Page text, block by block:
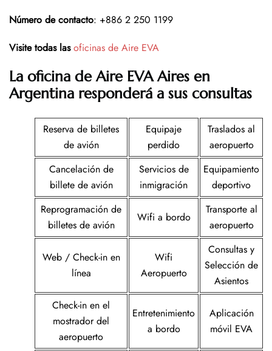
Número de contacto: +886 2 250 1199
Visite todas las oficinas de Aire EVA
La oficina de Aire EVA Aires en
Argentina responderá a sus consultas
Reserva de billetes
de avión
Equipaje
perdido
Traslados al
aeropuerto
Cancelación de
billete de avión
Servicios de
inmigración
Equipamiento
deportivo
Reprogramación de
billetes de avión
Wifi a bordo
Transporte al
aeropuerto
Web / Check-in en
línea
Wifi
Aeropuerto
Consultas y
Selección de
Asientos
Check-in en el
mostrador del
aeropuerto
Entretenimiento
a bordo
Aplicación
móvil EVA